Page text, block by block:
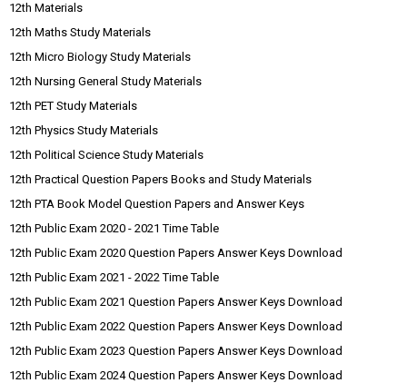
12th Materials
12th Maths Study Materials
12th Micro Biology Study Materials
12th Nursing General Study Materials
12th PET Study Materials
12th Physics Study Materials
12th Political Science Study Materials
12th Practical Question Papers Books and Study Materials
12th PTA Book Model Question Papers and Answer Keys
12th Public Exam 2020 - 2021 Time Table
12th Public Exam 2020 Question Papers Answer Keys Download
12th Public Exam 2021 - 2022 Time Table
12th Public Exam 2021 Question Papers Answer Keys Download
12th Public Exam 2022 Question Papers Answer Keys Download
12th Public Exam 2023 Question Papers Answer Keys Download
12th Public Exam 2024 Question Papers Answer Keys Download